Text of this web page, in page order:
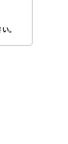
。